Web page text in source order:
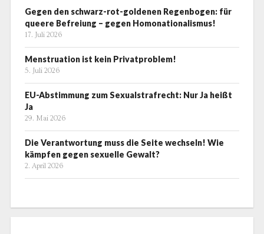
Gegen den schwarz-rot-goldenen Regenbogen: für
queere Befreiung – gegen Homonationalismus!
17. Juli 2026
Menstruation ist kein Privatproblem!
5. Juli 2026
EU-Abstimmung zum Sexualstrafrecht: Nur Ja heißt
Ja
29. Mai 2026
Die Verantwortung muss die Seite wechseln! Wie
kämpfen gegen sexuelle Gewalt?
2. April 2026